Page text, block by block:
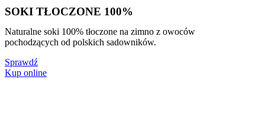
SOKI TŁOCZONE 100%
Naturalne soki 100% tłoczone na zimno z owoców
pochodzących od polskich sadowników.
Sprawdź
Kup online